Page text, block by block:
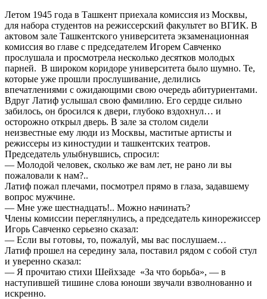
Летом 1945 года в Ташкент приехала комиссия из Москвы,
для набора студентов на режиссерский факультет во ВГИК. В
актовом зале Ташкентского университета экзаменационная
комиссия во главе с председателем Игорем Савченко
прослушала и просмотрела несколько десятков молодых
парней. В широком коридоре университета было шумно. Те,
которые уже прошли прослушивание, делились
впечатлениями с ожидающими свою очередь абитуриентами.
Вдруг Латиф услышал свою фамилию. Его сердце сильно
забилось, он бросился к двери, глубоко вздохнул… и
осторожно открыл дверь. В зале за столом сидели
неизвестные ему люди из Москвы, маститые артисты и
режиссеры из киностудии и ташкентских театров.
Председатель улыбнувшись, спросил:
— Молодой человек, сколько же вам лет, не рано ли вы
пожаловали к нам?..
Латиф пожал плечами, посмотрел прямо в глаза, задавшему
вопрос мужчине.
— Мне уже шестнадцать!.. Можно начинать?
Члены комиссии переглянулись, а председатель кинорежиссер
Игорь Савченко серьезно сказал:
— Если вы готовы, то, пожалуй, мы вас послушаем…
Латиф прошел на середину зала, поставил рядом с собой стул
и уверенно сказал:
— Я прочитаю стихи Шейхзаде «За что борьба», — в
наступившей тишине слова юноши звучали взволнованно и
искренно.